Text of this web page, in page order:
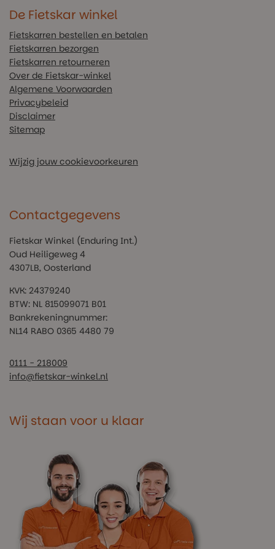
De Fietskar winkel
Fietskarren bestellen en betalen
Fietskarren bezorgen
Fietskarren retourneren
Over de Fietskar-winkel
Algemene Voorwaarden
Privacybeleid
Disclaimer
Sitemap
Wijzig jouw cookievoorkeuren
Contactgegevens
Fietskar Winkel (Enduring Int.)
Oud Heiligeweg 4
4307LB, Oosterland
KVK: 24379240
BTW: NL 815099071 B01
Bankrekeningnummer:
NL14 RABO 0365 4480 79
0111 - 218009
info@fietskar-winkel.nl
Wij staan voor u klaar